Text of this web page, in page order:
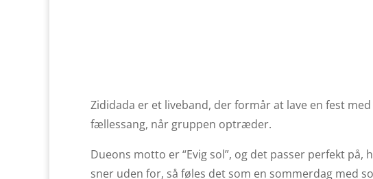
Zididada er et liveband, der formår at lave en fest
fællessang, når gruppen optræder.
Dueons motto er “Evig sol”, og det passer perfekt
sner uden for, så føles det som en sommerdag med